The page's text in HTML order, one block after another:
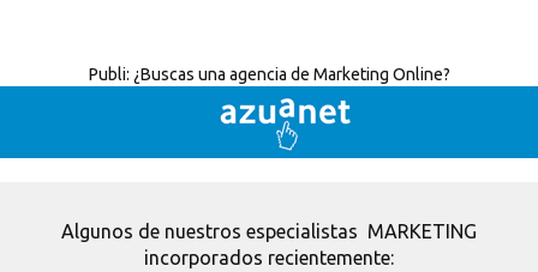
Publi: ¿Buscas una agencia de Marketing Online?
Algunos de nuestros especialistas MARKETING
incorporados recientemente: